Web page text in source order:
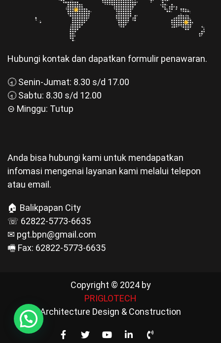
Hubungi kontak dan dapatkan formulir penawaran.
🕣 Senin-Jumat: 8.30 s/d 17.00
🕣 Sabtu: 8.30 s/d 12.00
⊝ Minggu: Tutup
Anda bisa hubungi kami untuk mendapatkan
infomasi mengenai layanan kami melalui telepon
atau email.
🏠 Balikpapan City
☏ 62822-5773-6635
✉ pgt.bpn@gmail.com
🖷 Fax: 62822-5773-6635
Copyright © 2024 by
PRIGLOTECH
Architecture Design & Construction